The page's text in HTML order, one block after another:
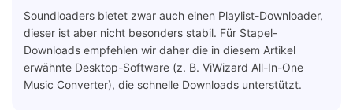
Soundloaders bietet zwar auch einen Playlist-Downloader,
dieser ist aber nicht besonders stabil. Für Stapel-
Downloads empfehlen wir daher die in diesem Artikel
erwähnte Desktop-Software (z. B. ViWizard All-In-One
Music Converter), die schnelle Downloads unterstützt.